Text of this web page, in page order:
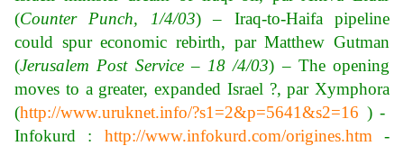
(Counter Punch, 1/4/03) – Iraq-to-Haifa pipeline
could spur economic rebirth, par Matthew Gutman
(Jerusalem Post Service – 18 /4/03) – The opening
moves to a greater, expanded Israel ?, par Xymphora
(http://www.uruknet.info/?s1=2&p=5641&s2=16 ) -
Infokurd : http://www.infokurd.com/origines.htm -